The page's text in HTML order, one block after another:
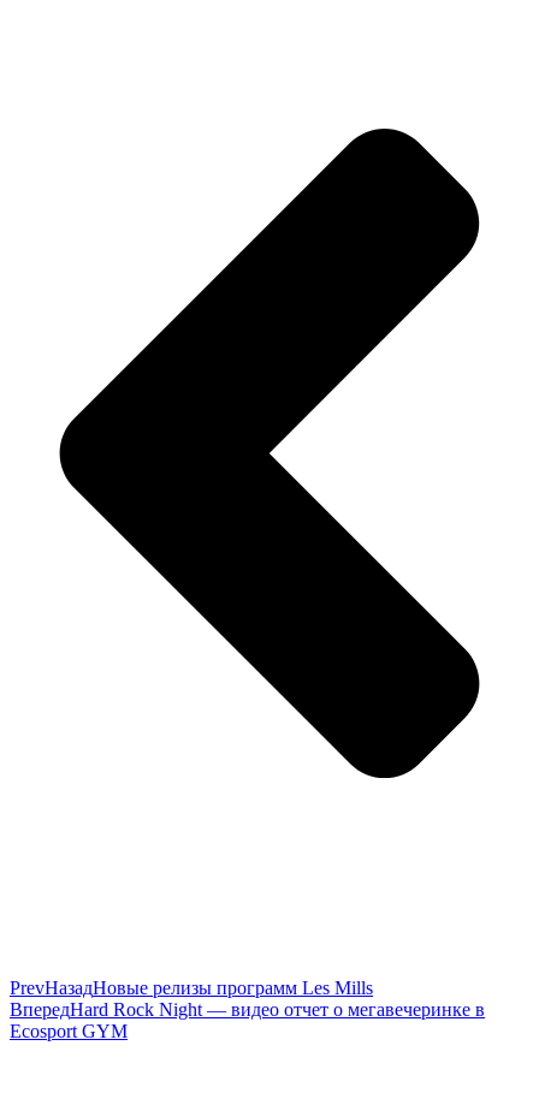
PrevНазадНовые релизы программ Les Mills
ВпередHard Rock Night — видео отчет о мегавечеринке в
Ecosport GYM